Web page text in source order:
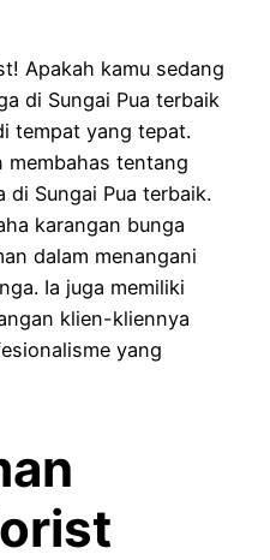
Apakah kamu sedang
di Sungai Pua terbaik
tempat yang tepat.
membahas tentang
Sungai Pua terbaik.
karangan bunga
dalam menangani
Ia juga memiliki
klien-kliennya
yang